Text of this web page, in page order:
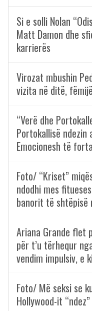
Si e solli Nolan
Matt Damon dhe
karrierës
Virozat mbushin
vizita në ditë,
“Verë dhe
Portokallisë
Emocionesh të
Foto/ “Kriset”
ndodhi mes
banorit të shtëpisë
Ariana Grande flet
për t’u tërhequr
vendim impulsiv, e
Foto/ Më seksi se
Hollywood-it